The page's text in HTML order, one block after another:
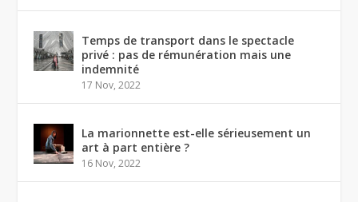
Temps de transport dans le spectacle
privé : pas de rémunération mais une
indemnité
17 Nov, 2022
La marionnette est-elle sérieusement un
art à part entière ?
16 Nov, 2022